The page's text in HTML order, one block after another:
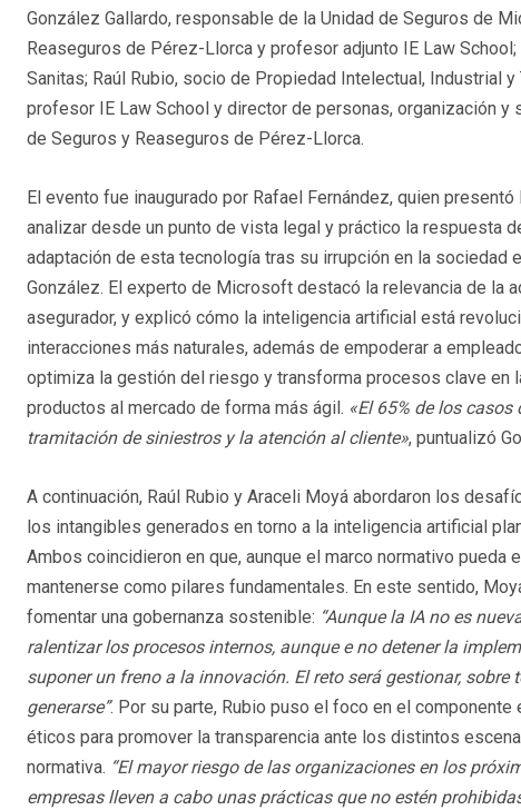
González Gallardo, responsable de la Unidad de Seguros de
Reaseguros de Pérez-Llorca y profesor adjunto IE Law
Sanitas; Raúl Rubio, socio de Propiedad Intelectual, Industrial
profesor IE Law School y director de personas, organización
de Seguros y Reaseguros de Pérez-Llorca.
El evento fue inaugurado por Rafael Fernández, quien
analizar desde un punto de vista legal y práctico la respuesta
adaptación de esta tecnología tras su irrupción en la sociedad
González. El experto de Microsoft destacó la relevancia de la
asegurador, y explicó cómo la inteligencia artificial está
interacciones más naturales, además de empoderar a
optimiza la gestión del riesgo y transforma procesos clave en
productos al mercado de forma más ágil. «El 65% de los
tramitación de siniestros y la atención al cliente», puntualizó
A continuación, Raúl Rubio y Araceli Moyá abordaron los
los intangibles generados en torno a la inteligencia artificial
Ambos coincidieron en que, aunque el marco normativo pueda
mantenerse como pilares fundamentales. En este sentido,
fomentar una gobernanza sostenible: “Aunque la IA no es
ralentizar los procesos internos, aunque e no detener la
suponer un freno a la innovación. El reto será gestionar,
generarse”. Por su parte, Rubio puso el foco en el
éticos para promover la transparencia ante los distintos
normativa. “El mayor riesgo de las organizaciones en los
empresas lleven a cabo unas prácticas que no estén